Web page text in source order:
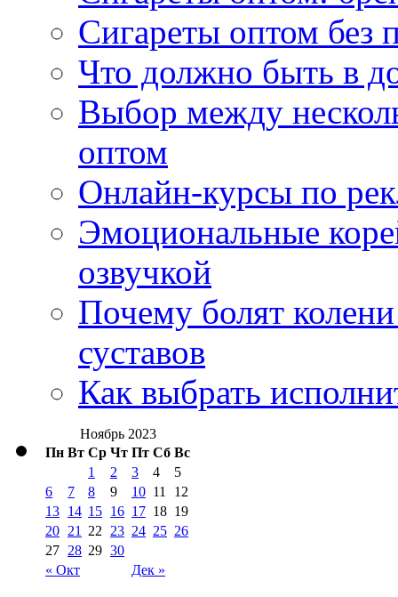
Сигареты оптом без
Что должно быть в
Выбор между
оптом
Онлайн-курсы по
Эмоциональные
озвучкой
Почему болят
суставов
Как выбрать
Ноябрь 2023
Пн Вт Ср Чт Пт Сб Вс
« Окт Дек »
1 2 3 4
5
6
7 8 9 10 11
12
13 14 15 16 17 18 19
20 21 22 23 24 25 26
27 28 29 30